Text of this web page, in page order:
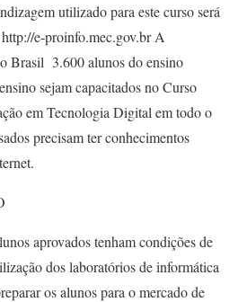
utilizado para este curso será
e-proinfo.mec.gov.br A
Brasil 3.600 alunos do ensino
sejam capacitados no Curso
em Tecnologia Digital em todo o
precisam ter conhecimentos
aprovados tenham condições de
dos laboratórios de informática
os alunos para o mercado de